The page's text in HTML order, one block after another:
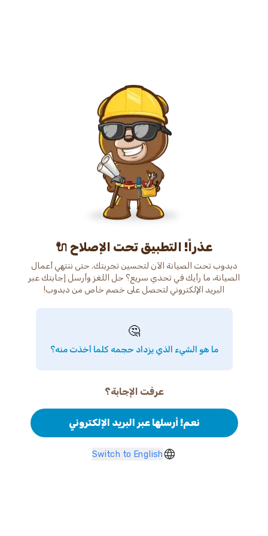
عذراً! التطبيق تحت الإصلاح 🔌
دبدوب تحت الصيانة الآن لتحسين تجربتك. حتى ننتهي أعمال
الصيانة، ما رأيك في تحدي سريع؟ حل اللغز وأرسل إجابتك عبر
البريد الإلكتروني لتحصل على خصم خاص من دبدوب!
🤔
ما هو الشيء الذي يزداد حجمه كلما أخذت منه؟
عرفت الإجابة؟
نعم! أرسلها عبر البريد الإلكتروني
Switch to English